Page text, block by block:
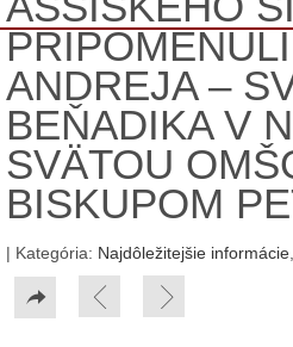
ANDREJA –
BEŇADIKA V
SVÄTOU
BISKUPOM
| Kategória: Najdôležitejšie informácie